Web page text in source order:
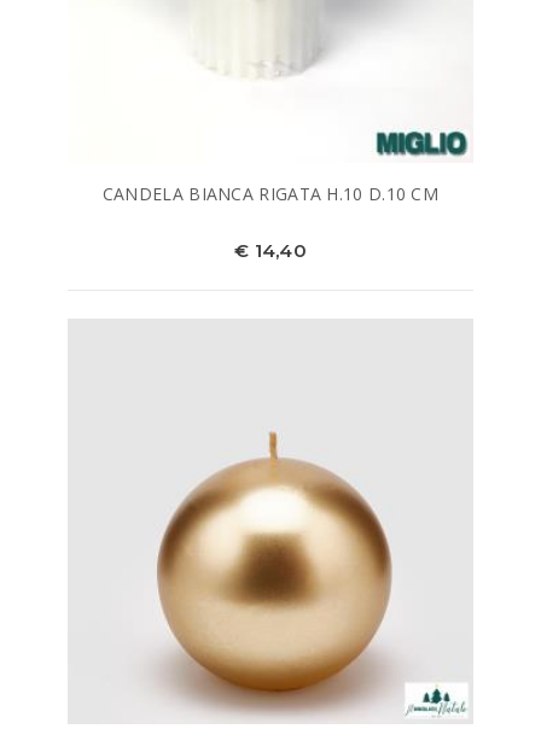
CANDELA BIANCA RIGATA H.10 D.10 CM
€ 14,40